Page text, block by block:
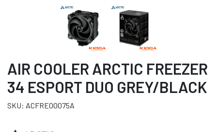
AIR COOLER ARCTIC FREEZER
34 ESPORT DUO GREY/BLACK
SKU: ACFRE00075A